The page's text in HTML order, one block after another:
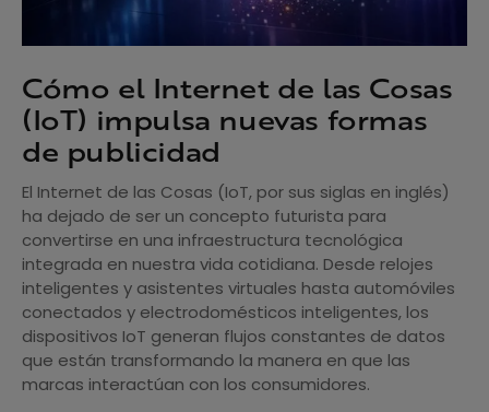
Cómo el Internet de las Cosas
(IoT) impulsa nuevas formas
de publicidad
El Internet de las Cosas (IoT, por sus siglas en inglés)
ha dejado de ser un concepto futurista para
convertirse en una infraestructura tecnológica
integrada en nuestra vida cotidiana. Desde relojes
inteligentes y asistentes virtuales hasta automóviles
conectados y electrodomésticos inteligentes, los
dispositivos IoT generan flujos constantes de datos
que están transformando la manera en que las
marcas interactúan con los consumidores.